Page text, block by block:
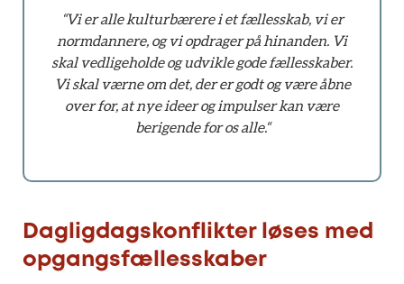
“Vi er alle kulturbærere i et fællesskab, vi er
normdannere, og vi opdrager på hinanden. Vi
skal vedligeholde og udvikle gode fællesskaber.
Vi skal værne om det, der er godt og være åbne
over for, at nye ideer og impulser kan være
berigende for os alle.“
Dagligdagskonflikter løses med
opgangsfællesskaber